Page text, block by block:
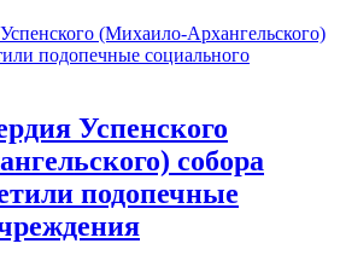
Успенского
собора
подопечные